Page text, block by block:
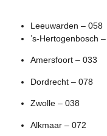
Leeuwarden – 058
’s-Hertogenbosch
Amersfoort – 033
Dordrecht – 078
Zwolle – 038
Alkmaar – 072